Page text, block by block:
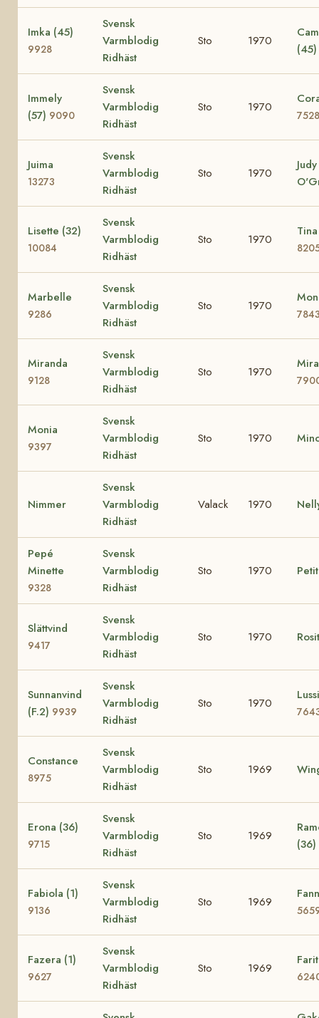
Imka (45)
9928
Svensk
Varmblodig
Ridhäst
Sto 1970
(45)
Immely
(57) 9090
Svensk
Varmblodig
Ridhäst
Sto 1970
7528
Juima
13273
Svensk
Varmblodig
Ridhäst
Sto 1970
Judy
Lisette (32)
10084
Svensk
Varmblodig
Ridhäst
Sto 1970
Marbelle
9286
Svensk
Varmblodig
Ridhäst
Sto 1970
Miranda
9128
Svensk
Varmblodig
Ridhäst
Sto 1970
Monia
9397
Svensk
Varmblodig
Ridhäst
Sto 1970
Nimmer
Svensk
Varmblodig
Ridhäst
Valack 1970
Pepé
Minette
9328
Svensk
Varmblodig
Ridhäst
Sto 1970
Slättvind
9417
Svensk
Varmblodig
Ridhäst
Sto 1970
Sunnanvind
(F.2) 9939
Svensk
Varmblodig
Ridhäst
Sto 1970
Constance
8975
Svensk
Varmblodig
Ridhäst
Sto 1969
Erona (36)
9715
Svensk
Varmblodig
Ridhäst
Sto 1969
(36)
Fabiola (1)
9136
Svensk
Varmblodig
Ridhäst
Sto 1969
Fazera (1)
9627
Svensk
Varmblodig
Ridhäst
Sto 1969